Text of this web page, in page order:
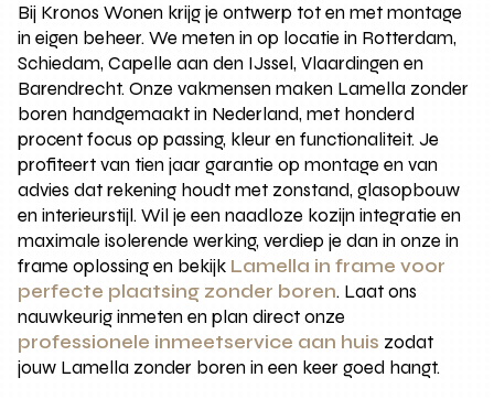
Bij Kronos Wonen krijg je ontwerp tot en met montage
in eigen beheer. We meten in op locatie in Rotterdam,
Schiedam, Capelle aan den IJssel, Vlaardingen en
Barendrecht. Onze vakmensen maken Lamella zonder
boren handgemaakt in Nederland, met honderd
procent focus op passing, kleur en functionaliteit. Je
profiteert van tien jaar garantie op montage en van
advies dat rekening houdt met zonstand, glasopbouw
en interieurstijl. Wil je een naadloze kozijn integratie en
maximale isolerende werking, verdiep je dan in onze in
frame oplossing en bekijk Lamella in frame voor
perfecte plaatsing zonder boren. Laat ons
nauwkeurig inmeten en plan direct onze
professionele inmeetservice aan huis zodat
jouw Lamella zonder boren in een keer goed hangt.